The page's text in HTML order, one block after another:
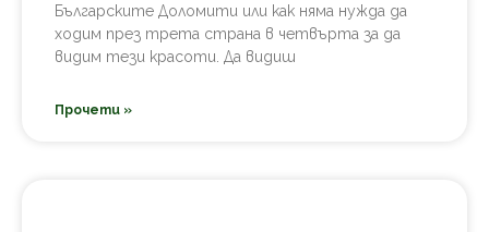
Българските Доломити или как няма нужда да
ходим през трета страна в четвърта за да
видим тези красоти. Да видиш
Прочети »